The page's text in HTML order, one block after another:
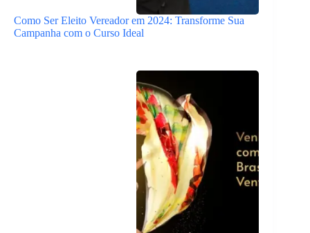
Como Ser Eleito Vereador em 2024: Transforme Sua
Campanha com o Curso Ideal